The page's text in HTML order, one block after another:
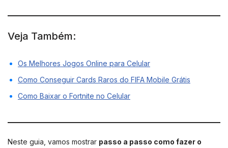
Veja Também:
Os Melhores Jogos Online para Celular
Como Conseguir Cards Raros do FIFA Mobile Grátis
Como Baixar o Fortnite no Celular
Neste guia, vamos mostrar passo a passo como fazer o